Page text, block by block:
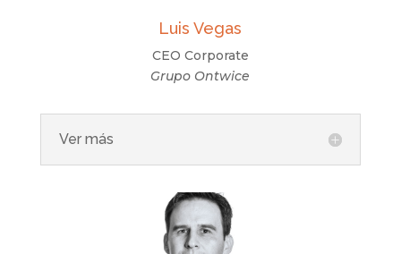
Luis Vegas
CEO Corporate
Grupo Ontwice
Ver más